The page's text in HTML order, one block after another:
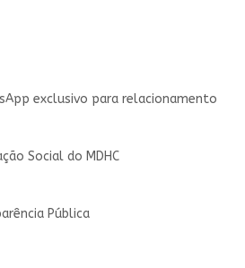
exclusivo para relacionamento
Social do MDHC
Pública